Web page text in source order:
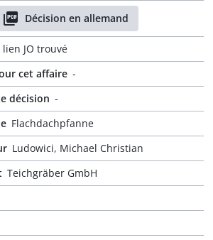
Décision en allemand
JO trouvé
cet affaire -
décision -
Flachdachpfanne
Ludowici, Michael Christian
Teichgräber GmbH